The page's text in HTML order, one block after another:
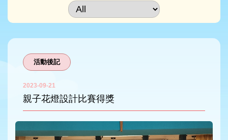
活動後記
2023-09-21
親子花燈設計比賽得獎